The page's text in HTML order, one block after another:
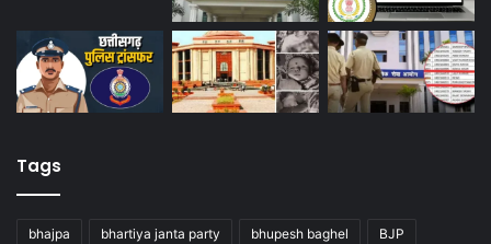
Tags
bhajpa bhartiya janta party bhupesh baghel BJP